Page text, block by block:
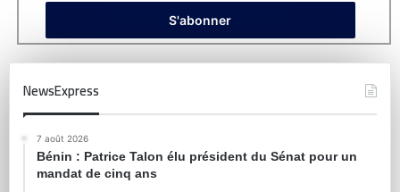
NewsExpress
7 août 2026
Bénin : Patrice Talon élu président du Sénat pour un
mandat de cinq ans